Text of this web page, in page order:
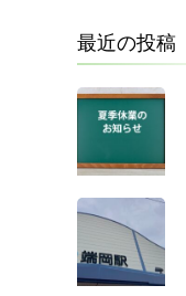
最近の投稿